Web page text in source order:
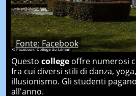
Fonte: Facebook
Questo collegeoffre numerosi
fra cui diversi stili di danza,
illusionismo. Gli studenti pagano
all'anno.